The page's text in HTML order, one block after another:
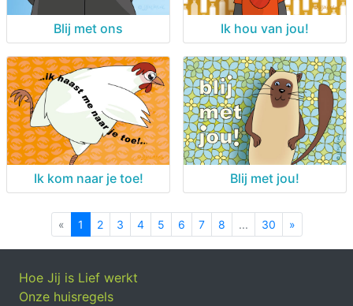
Blij met ons Ik hou van jou!
Ik kom naar je toe! Blij met jou!
« Previous
1 2 3 4 5 6 7 8 ... 30 »
Hoe Jij is Lief werkt
Onze huisregels